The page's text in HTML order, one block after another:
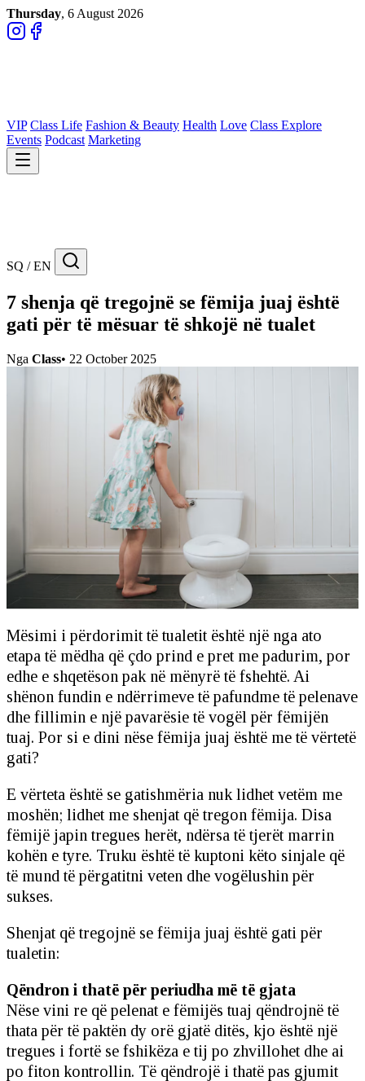
Thursday, 6 August 2026
VIP Class Life Fashion & Beauty Health Love Class Explore
Events Podcast Marketing
SQ / EN
7 shenja që tregojnë se fëmija juaj është
gati për të mësuar të shkojë në tualet
Nga Class• 22 October 2025
Mësimi i përdorimit të tualetit është një nga ato
etapa të mëdha që çdo prind e pret me padurim, por
edhe e shqetëson pak në mënyrë të fshehtë. Ai
shënon fundin e ndërrimeve të pafundme të pelenave
dhe fillimin e një pavarësie të vogël për fëmijën
tuaj. Por si e dini nëse fëmija juaj është me të vërtetë
gati?
E vërteta është se gatishmëria nuk lidhet vetëm me
moshën; lidhet me shenjat që tregon fëmija. Disa
fëmijë japin tregues herët, ndërsa të tjerët marrin
kohën e tyre. Truku është të kuptoni këto sinjale që
të mund të përgatitni veten dhe vogëlushin për
sukses.
Shenjat që tregojnë se fëmija juaj është gati për
tualetin:
Qëndron i thatë për periudha më të gjata
Nëse vini re që pelenat e fëmijës tuaj qëndrojnë të
thata për të paktën dy orë gjatë ditës, kjo është një
tregues i fortë se fshikëza e tij po zhvillohet dhe ai
po fiton kontrollin. Të qëndrojë i thatë pas gjumit